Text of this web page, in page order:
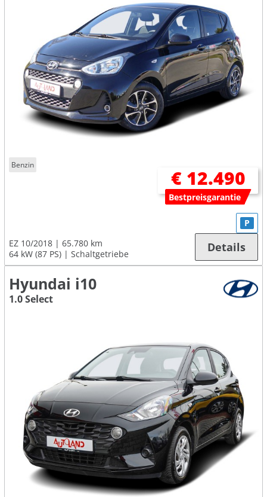
Benzin
€ 12.490
Bestpreisgarantie
EZ 10/2018
65.780 km
64 kW (87 PS)
Schaltgetriebe
P
Details
Hyundai i10
1.0 Select